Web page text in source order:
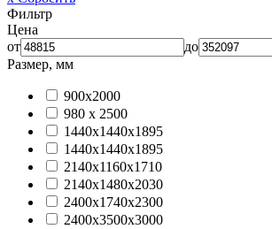
Фильтр
Цена
от
до
Размер, мм
900х2000
980 х 2500
1440x1440x1895
1440х1440х1895
2140х1160х1710
2140х1480х2030
2400х1740х2300
2400х3500х3000